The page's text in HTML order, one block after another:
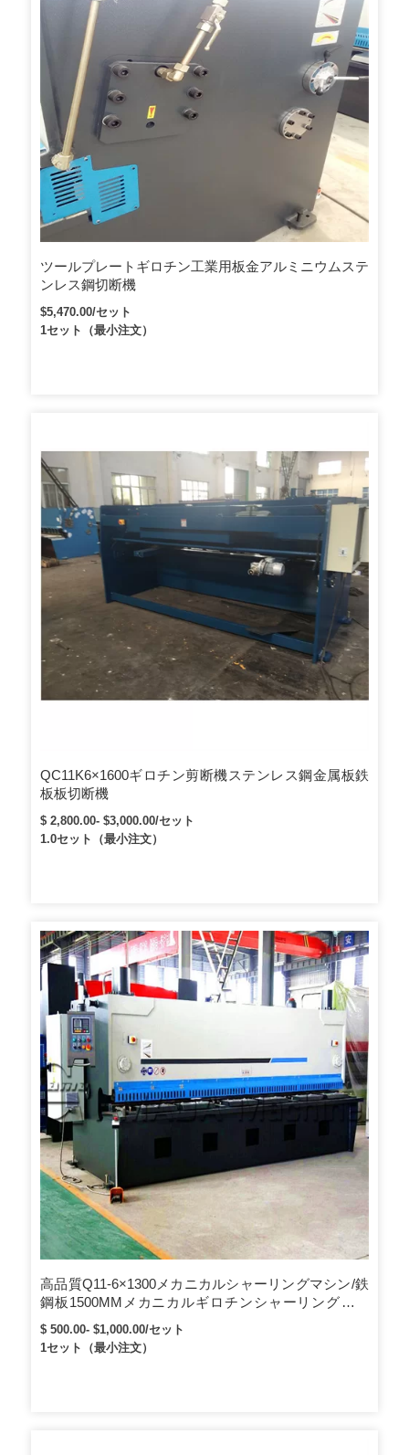
ツールプレートギロチン工業用板金アルミニウムステ
ンレス鋼切断機
$5,470.00/セット
1セット（最小注文）
QC11K6×1600ギロチン剪断機ステンレス鋼金属板鉄
板板切断機
$ 2,800.00- $3,000.00/セット
1.0セット（最小注文）
高品質Q11-6×1300メカニカルシャーリングマシン/鉄
鋼板1500MMメカニカルギロチンシャーリングマシ
ン/2Mメタルカット
$ 500.00- $1,000.00/セット
1セット（最小注文）